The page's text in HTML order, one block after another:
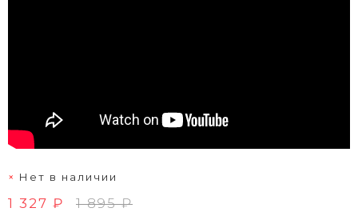
Нет в наличии
1 327 ₽ 1 895 ₽